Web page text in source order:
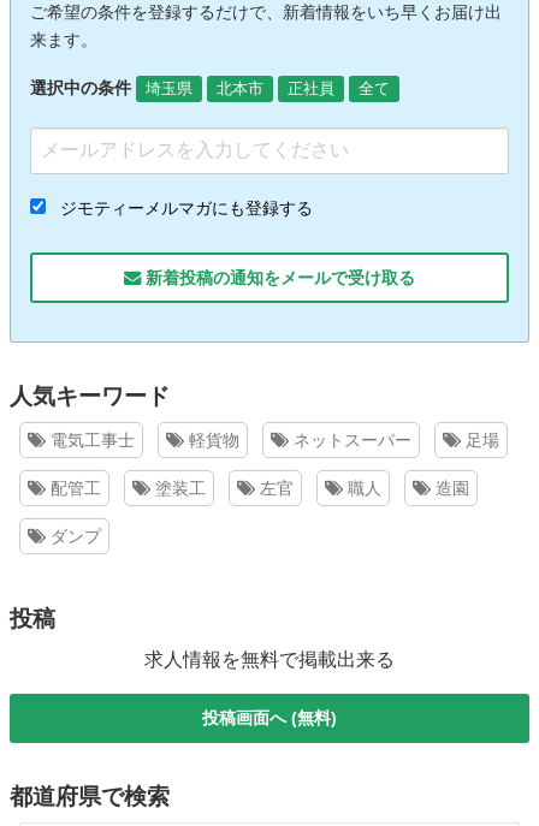
ご希望の条件を登録するだけで、新着情報をいち早くお届け出
来ます。
選択中の条件 埼玉県 北本市 正社員 全て
ジモティーメルマガにも登録する
新着投稿の通知をメールで受け取る
人気キーワード
電気工事士 軽貨物 ネットスーパー 足場
配管工 塗装工 左官 職人 造園
ダンプ
投稿
求人情報を無料で掲載出来る
投稿画面へ (無料)
都道府県で検索